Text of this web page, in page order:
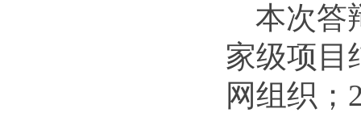
本次答
家级项目
网组织；